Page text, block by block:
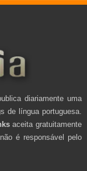
diariamente uma
de língua portuguesa.
aceita gratuitamente
é responsável pelo